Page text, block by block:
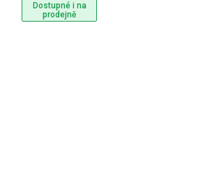
Dostupné i na
prodejně